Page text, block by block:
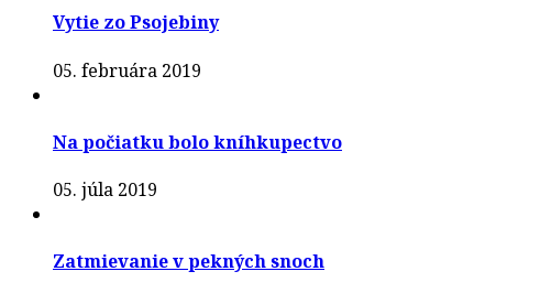
Vytie zo Psojebiny
05. februára 2019
Na počiatku bolo kníhkupectvo
05. júla 2019
Zatmievanie v pekných snoch